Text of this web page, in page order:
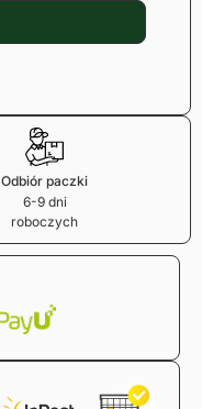
Odbiór paczki
6-9 dni
roboczych